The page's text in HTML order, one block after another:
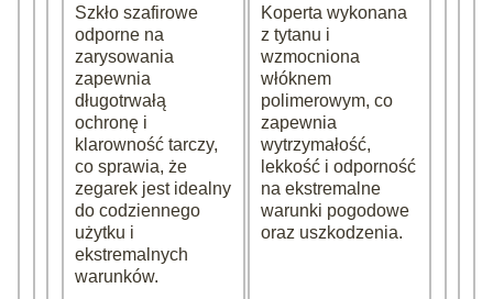
Szkło szafirowe
odporne na
zarysowania
zapewnia
długotrwałą
ochronę i
klarowność tarczy,
co sprawia, że
zegarek jest idealny
do codziennego
użytku i
ekstremalnych
warunków.
Koperta wykonana
z tytanu i
wzmocniona
włóknem
polimerowym, co
zapewnia
wytrzymałość,
lekkość i odporność
na ekstremalne
warunki pogodowe
oraz uszkodzenia.